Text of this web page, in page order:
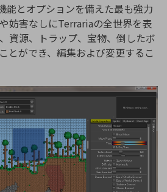
能とオプションを備えた最も強力
妨害なしにTerrariaの全世界を表
資源、トラップ、宝物、倒したボ
とができ、編集および変更するこ